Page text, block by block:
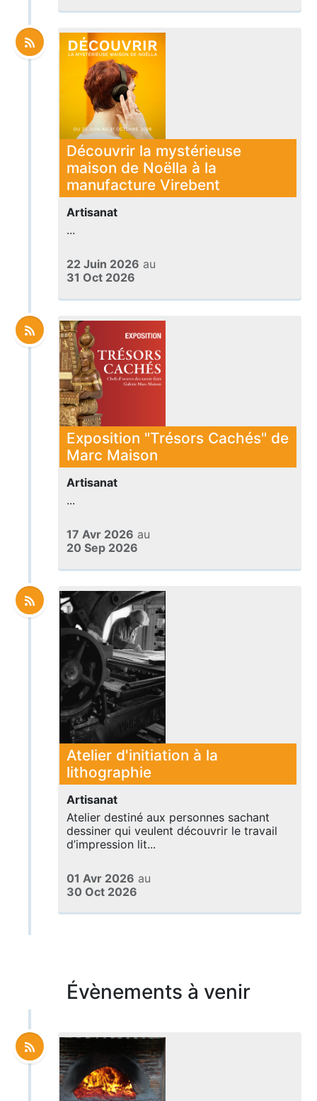
Découvrir la mystérieuse
maison de Noëlla à la
manufacture Virebent
Artisanat
...
22 Juin 2026 au
31 Oct 2026
Exposition "Trésors Cachés" de
Marc Maison
Artisanat
...
17 Avr 2026 au
20 Sep 2026
Atelier d'initiation à la
lithographie
Artisanat
Atelier destiné aux personnes sachant
dessiner qui veulent découvrir le travail
d’impression lit...
01 Avr 2026 au
30 Oct 2026
Évènements à venir